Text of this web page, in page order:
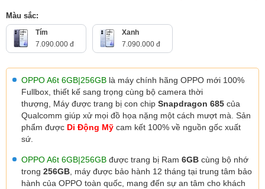
Màu sắc:
Tím
7.090.000 đ
Xanh
7.090.000 đ
OPPO A6t 6GB|256GB là máy chính hãng OPPO mới 100%
Fullbox, thiết kế sang trọng cùng bộ camera thời
thượng, Máy được trang bị con chip Snapdragon 685 của
Qualcomm giúp xử mọi đồ họa nặng một cách mượt mà. Sản
phẩm được Di Động Mỹ cam kết 100% về nguồn gốc xuất
sứ.
OPPO A6t 6GB|256GB được trang bị Ram 6GB cùng bộ nhớ
trong 256GB , máy được bảo hành 12 tháng tại trung tâm bảo
hành của OPPO toàn quốc, mang đến sự an tâm cho khách